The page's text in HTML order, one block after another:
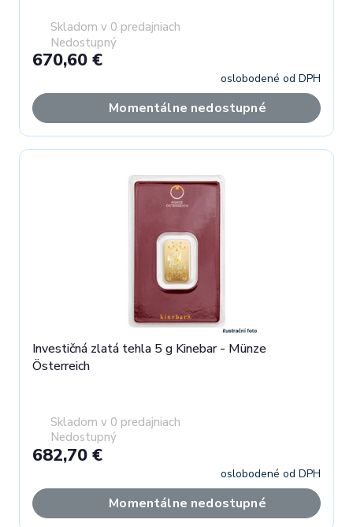
Skladom v 0 predajniach
Nedostupný
670,60 €
oslobodené od DPH
Momentálne nedostupné
Investičná zlatá tehla 5 g Kinebar - Münze
Österreich
Skladom v 0 predajniach
Nedostupný
682,70 €
oslobodené od DPH
Momentálne nedostupné